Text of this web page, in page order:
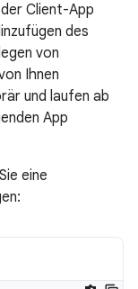
Client-App
des
von
Ihnen
und laufen ab
App
eine